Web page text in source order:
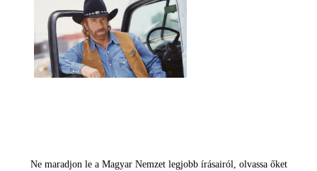
Ne maradjon le a Magyar Nemzet legjobb írásairól, olvassa őket